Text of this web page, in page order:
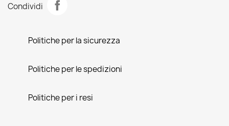
Condividi
Politiche per la sicurezza
Politiche per le spedizioni
Politiche per i resi